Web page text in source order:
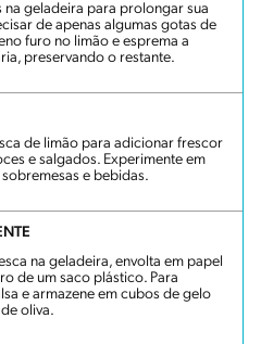
na geladeira para prolongar sua
de apenas algumas gotas de
furo no limão e esprema a
preservando o restante.
de limão para adicionar frescor
e salgados. Experimente em
e bebidas.
na geladeira, envolta em papel
de um saco plástico. Para
e armazene em cubos de gelo
oliva.